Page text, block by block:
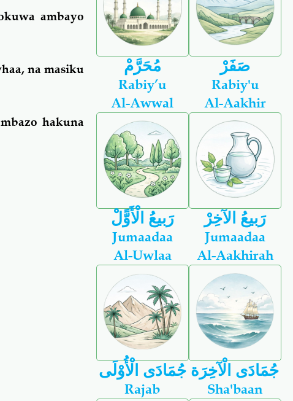
ambayo
na masiku
hakuna
مُحَرَّمْ صَفَرْ
Rabiy’u
Al-Awwal
رَبيعُ الْأَوًّلْ
Rabiy'u
Al-Aakhir
رَبيعُ الآخِرْ
Jumaadaa
Al-Uwlaa
جُمَادَى الْأُوْلَى
Jumaadaa
Al-Aakhirah
جُمَادَى الْآخِرَة
Rajab Sha'baan